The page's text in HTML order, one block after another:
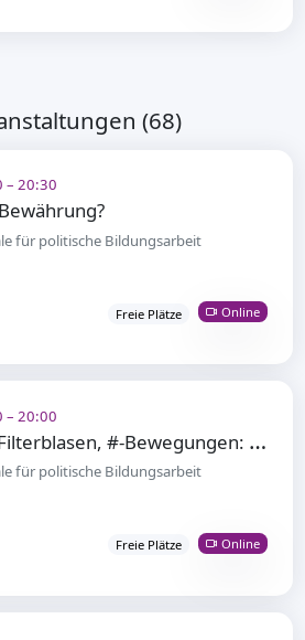
(68)
– 20:30
für politische Bildungsarbeit
Freie Plätze Online
– 20:00
A
lternativmedien, Filterblasen, #-Bewegungen: Gegenöffentlichkeit im Netz
für politische Bildungsarbeit
Freie Plätze Online